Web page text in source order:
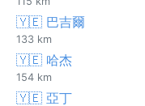
🇾🇪 巴吉爾
133 km
🇾🇪 哈杰
154 km
🇾🇪 亞丁